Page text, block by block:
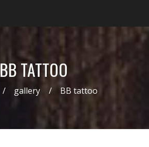
BB TATTOO
gallery BB tattoo